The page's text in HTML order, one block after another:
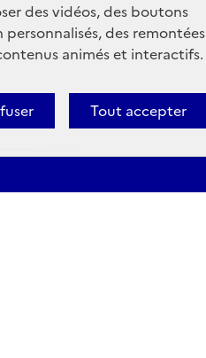
des vidéos, des boutons
des remontées
animés et interactifs.
Tout accepter